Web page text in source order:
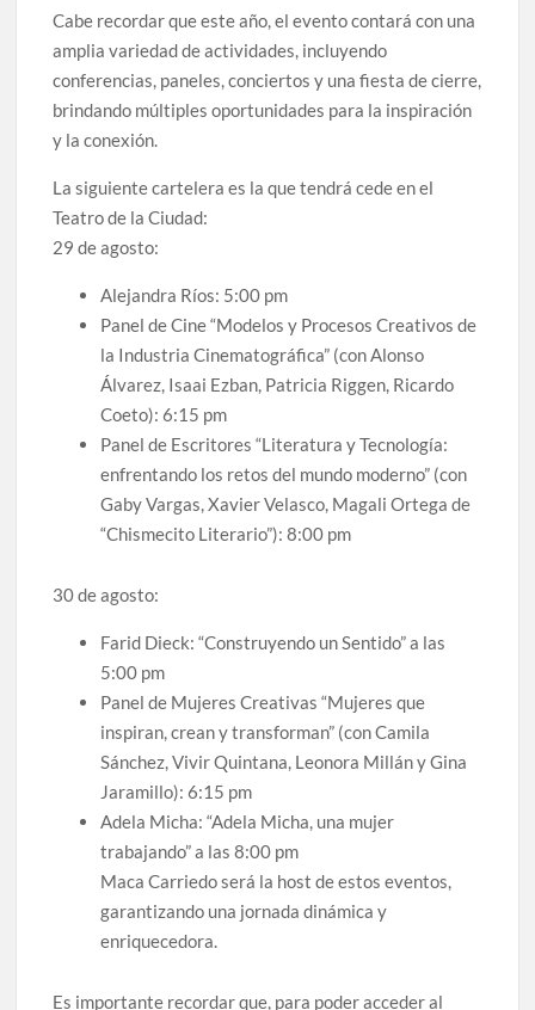
Cabe recordar que este año, el evento contará con una
amplia variedad de actividades, incluyendo
conferencias, paneles, conciertos y una fiesta de cierre,
brindando múltiples oportunidades para la inspiración
y la conexión.
La siguiente cartelera es la que tendrá cede en el
Teatro de la Ciudad:
29 de agosto:
Alejandra Ríos: 5:00 pm
Panel de Cine “Modelos y Procesos Creativos de
la Industria Cinematográfica” (con Alonso
Álvarez, Isaai Ezban, Patricia Riggen, Ricardo
Coeto): 6:15 pm
Panel de Escritores “Literatura y Tecnología:
enfrentando los retos del mundo moderno” (con
Gaby Vargas, Xavier Velasco, Magali Ortega de
“Chismecito Literario”): 8:00 pm
30 de agosto:
Farid Dieck: “Construyendo un Sentido” a las
5:00 pm
Panel de Mujeres Creativas “Mujeres que
inspiran, crean y transforman” (con Camila
Sánchez, Vivir Quintana, Leonora Millán y Gina
Jaramillo): 6:15 pm
Adela Micha: “Adela Micha, una mujer
trabajando” a las 8:00 pm
Maca Carriedo será la host de estos eventos,
garantizando una jornada dinámica y
enriquecedora.
Es importante recordar que, para poder acceder al